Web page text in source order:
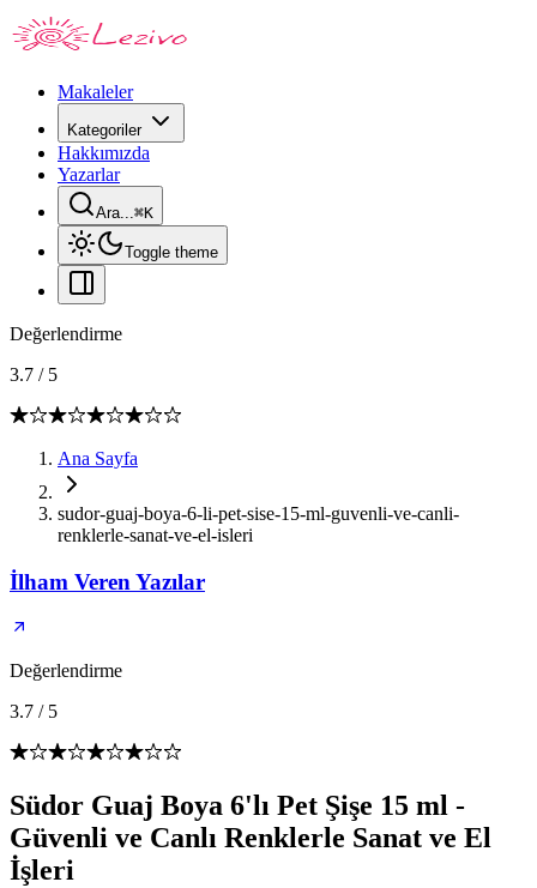
Makaleler
Kategoriler
Hakkımızda
Yazarlar
Ara...⌘K
Toggle theme
Değerlendirme
3.7 / 5
Ana Sayfa
sudor-guaj-boya-6-li-pet-sise-15-ml-guvenli-ve-canli-
renklerle-sanat-ve-el-isleri
İlham Veren Yazılar
Değerlendirme
3.7 / 5
Südor Guaj Boya 6'lı Pet Şişe 15 ml -
Güvenli ve Canlı Renklerle Sanat ve El
İşleri